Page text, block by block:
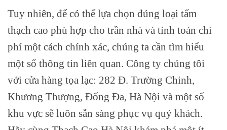
Tuy nhiên, để có thể lựa chọn đúng loại tấm
thạch cao phù hợp cho trần nhà và tính toán chi
phí một cách chính xác, chúng ta cần tìm hiểu
một số thông tin liên quan. Công ty chúng tôi
với cửa hàng tọa lạc: 282 Đ. Trường Chinh,
Khương Thượng, Đống Đa, Hà Nội và một số
khu vực sẽ luôn sẵn sàng phục vụ quý khách.